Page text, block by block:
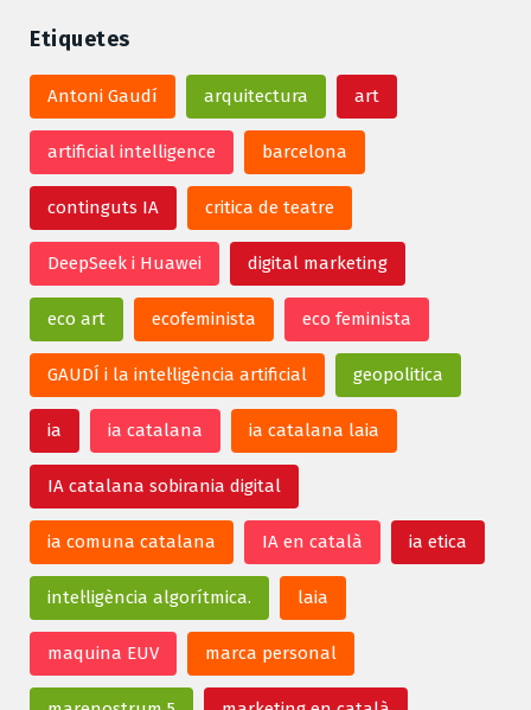
Etiquetes
Antoni Gaudí arquitectura art
artificial intelligence barcelona
continguts IA critica de teatre
DeepSeek i Huawei digital marketing
eco art ecofeminista eco feminista
GAUDÍ i la intel·ligència artificial geopolitica
ia ia catalana ia catalana laia
IA catalana sobirania digital
ia comuna catalana IA en català ia etica
intel·ligència algorítmica. laia
maquina EUV marca personal